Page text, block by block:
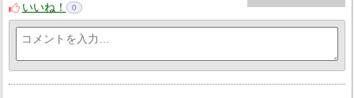
いいね！
0